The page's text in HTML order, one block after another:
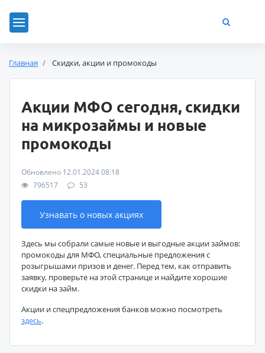
Главная Скидки, акции и промокоды
Акции МФО сегодня, скидки
на микрозаймы и новые
промокоды
Обновлено 12.01.2024 08:18
796517
53
Узнавать о новых акциях
Здесь мы собрали самые новые и выгодные акции займов:
промокоды для МФО, специальные предложения с
розыгрышами призов и денег. Перед тем, как отправить
заявку, проверьте на этой странице и найдите хорошие
скидки на займ.
Акции и спецпредложения банков можно посмотреть
здесь.